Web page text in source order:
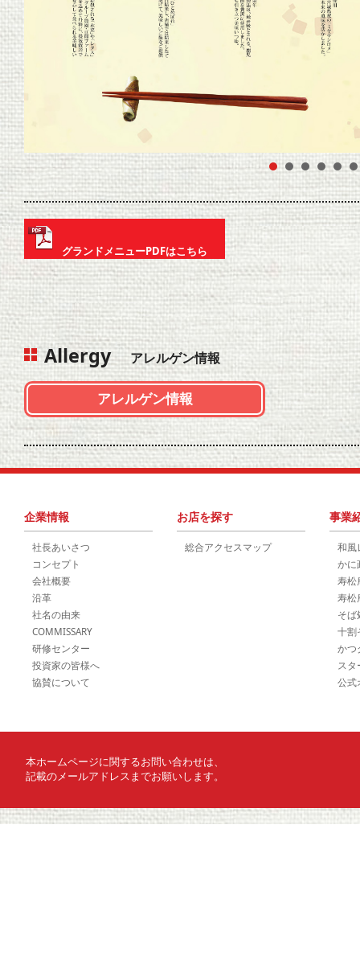
グランドメニューPDFはこちら
Allergy アレルゲン情報
アレルゲン情報
企業情報
社長あいさつ
コンセプト
会社概要
沿革
社名の由来
COMMISSARY
研修センター
投資家の皆様へ
協賛について
お店を探す
総合アクセスマップ
事業
和風
かに
寿松
寿松
そば
十割
かつ
ス
公式
本ホームページに関するお問い合わせは、
記載のメールアドレスまでお願いします。